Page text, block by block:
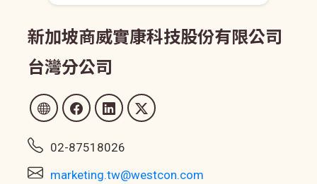
新加坡商威實康科技股份有限公司
台灣分公司
02-87518026
marketing.tw@westcon.com